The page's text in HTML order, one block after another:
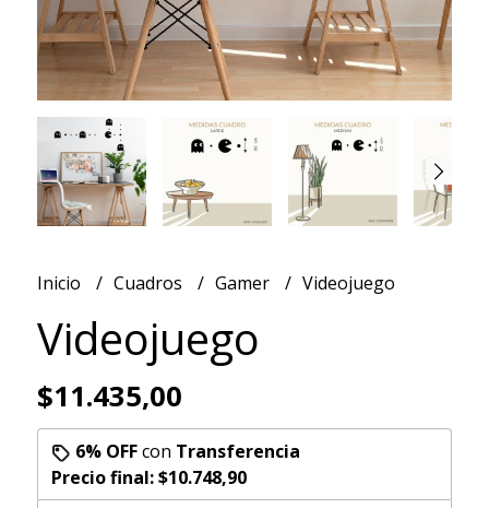
Inicio Cuadros Gamer Videojuego
Videojuego
$11.435,00
6% OFFcon Transferencia
Precio final:$10.748,90